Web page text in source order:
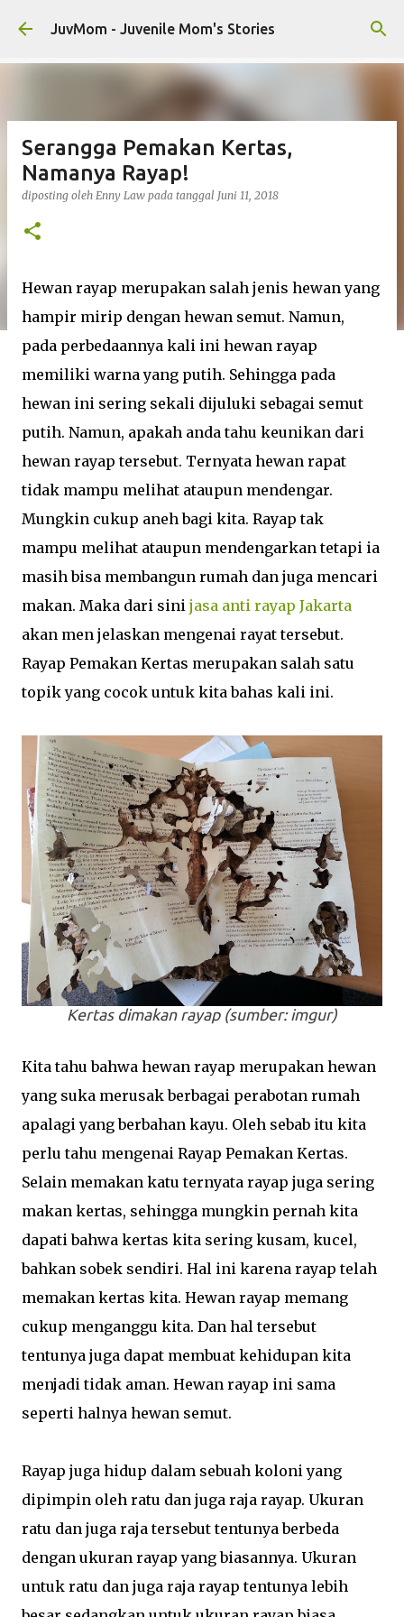
Langsung ke konten utama
JuvMom - Juvenile Mom's Stories
Serangga Pemakan Kertas,
Namanya Rayap!
diposting oleh Enny Law pada tanggal Juni 11, 2018
Hewan rayap merupakan salah jenis hewan yang
hampir mirip dengan hewan semut. Namun,
pada perbedaannya kali ini hewan rayap
memiliki warna yang putih. Sehingga pada
hewan ini sering sekali dijuluki sebagai semut
putih. Namun, apakah anda tahu keunikan dari
hewan rayap tersebut. Ternyata hewan rapat
tidak mampu melihat ataupun mendengar.
Mungkin cukup aneh bagi kita. Rayap tak
mampu melihat ataupun mendengarkan tetapi ia
masih bisa membangun rumah dan juga mencari
makan. Maka dari sini jasa anti rayap Jakarta
akan men jelaskan mengenai rayat tersebut.
Rayap Pemakan Kertas merupakan salah satu
topik yang cocok untuk kita bahas kali ini.
Kertas dimakan rayap (sumber: imgur)
Kita tahu bahwa hewan rayap merupakan hewan
yang suka merusak berbagai perabotan rumah
apalagi yang berbahan kayu. Oleh sebab itu kita
perlu tahu mengenai Rayap Pemakan Kertas.
Selain memakan katu ternyata rayap juga sering
makan kertas, sehingga mungkin pernah kita
dapati bahwa kertas kita sering kusam, kucel,
bahkan sobek sendiri. Hal ini karena rayap telah
memakan kertas kita. Hewan rayap memang
cukup menganggu kita. Dan hal tersebut
tentunya juga dapat membuat kehidupan kita
menjadi tidak aman. Hewan rayap ini sama
seperti halnya hewan semut.
Rayap juga hidup dalam sebuah koloni yang
dipimpin oleh ratu dan juga raja rayap. Ukuran
ratu dan juga raja tersebut tentunya berbeda
dengan ukuran rayap yang biasannya. Ukuran
untuk ratu dan juga raja rayap tentunya lebih